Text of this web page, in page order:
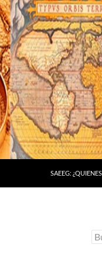
SAEEG: